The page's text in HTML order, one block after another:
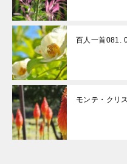
百人一首081.
モンテ・クリ